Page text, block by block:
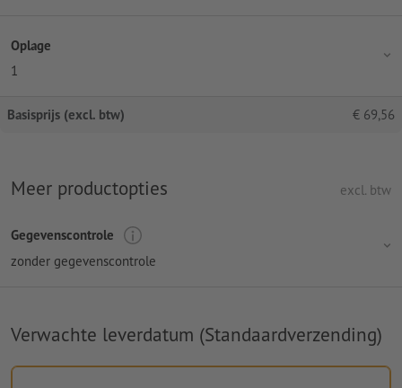
Oplage
1
Basisprijs (excl. btw) € 69,56
Meer productopties excl. btw
Gegevenscontrole
zonder gegevenscontrole
Verwachte leverdatum (Standaardverzending)